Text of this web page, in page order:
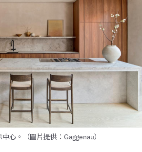
心。（圖片提供：Gaggenau）